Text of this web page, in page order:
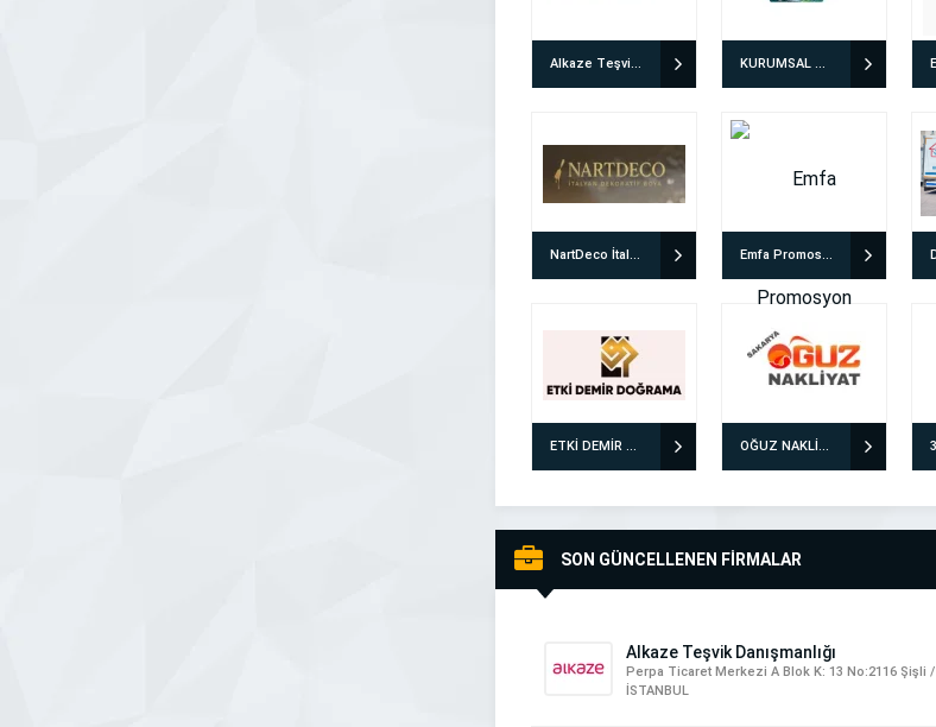
Alkaze Teşvik Danışmanlığı KURUMSAL GERİ DÖNÜŞÜM
NartDeco İtalyan Boya & İtalyan Sıva Uygulamaları Emfa Promosyon
ETKİ DEMİR DOĞRAMA OĞUZ NAKLİYAT EVDEN EVE NAKLİYAT
SON GÜNCELLENEN FİRMALAR
Alkaze Teşvik Danışmanlığı
Perpa Ticaret Merkezi A Blok K: 13 No:2116 Şişli /
İSTANBUL